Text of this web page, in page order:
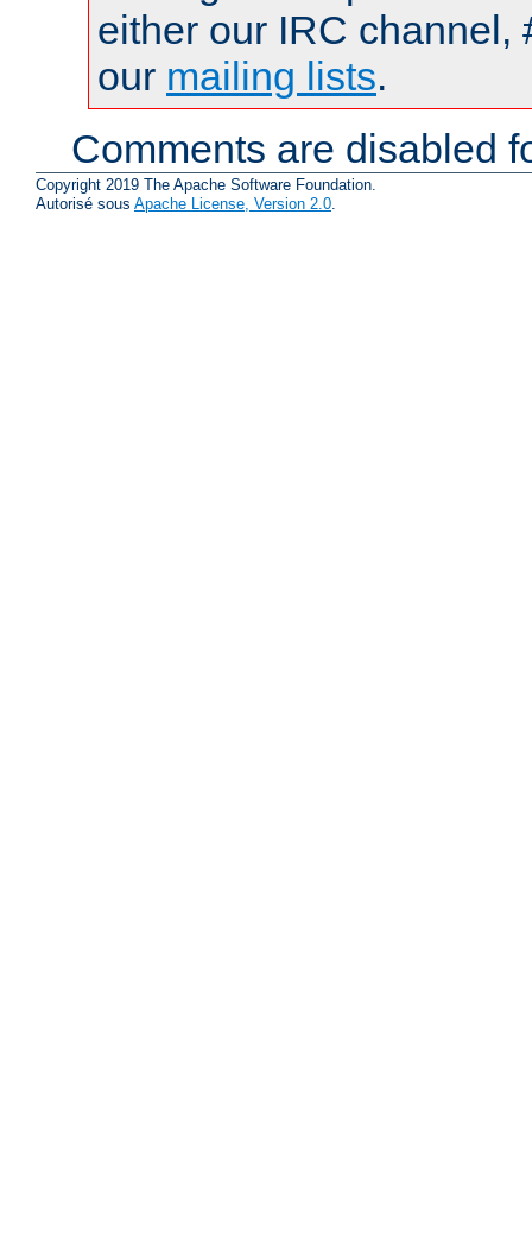
either our IRC channel,
our mailing lists.
Comments are disabled
Copyright 2019 The Apache Software Foundation.
Autorisé sous Apache License, Version 2.0.